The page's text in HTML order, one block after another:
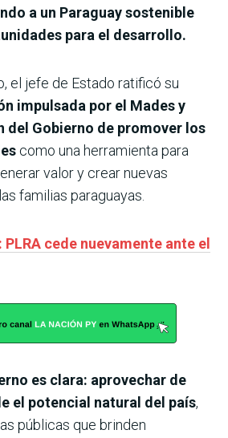
a un Paraguay sostenible
para el desarrollo.
el jefe de Estado ratificó su
impulsada por el Mades y
del Gobierno de promover los
como una herramienta para
valor y crear nuevas
familias paraguayas.
cede nuevamente ante el
es clara: aprovechar de
el potencial natural del país,
públicas que brinden